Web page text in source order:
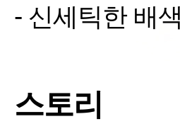
- 신세틱한 배
스토리